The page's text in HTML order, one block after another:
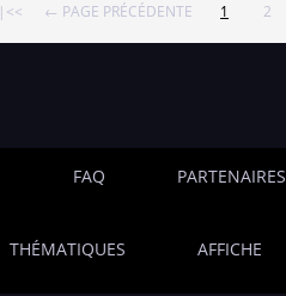
|<< ← PAGE PRÉCÉDENTE 1 2
FAQ PARTENAIRES
THÉMATIQUES AFFICHE